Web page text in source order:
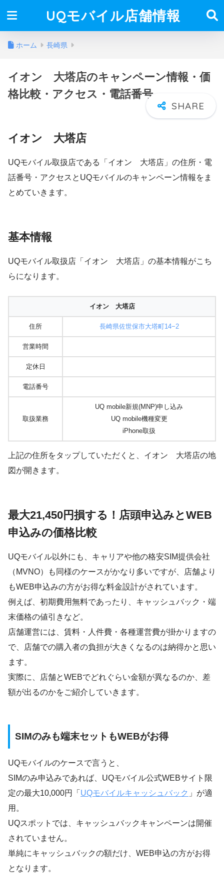
UQモバイル店舗情報
ホーム 長崎県
イオン 大塔店のキャンペーン情報・価
格比較・アクセス・電話番号
イオン 大塔店
UQモバイル取扱店である「イオン 大塔店」の住所・電
話番号・アクセスとUQモバイルのキャンペーン情報をま
とめていきます。
基本情報
UQモバイル取扱店「イオン 大塔店」の基本情報がこち
らになります。
イオン 大塔店
住所 長崎県佐世保市大塔町14−2
営業時間
定休日
電話番号
取扱業務
UQ mobile新規(MNP)申し込み
UQ mobile機種変更
iPhone取扱
上記の住所をタップしていただくと、イオン 大塔店の地
図が開きます。
最大21,450円損する！店頭申込みとWEB
申込みの価格比較
UQモバイル以外にも、キャリアや他の格安SIM提供会社
（MVNO）も同様のケースがかなり多いですが、店舗より
もWEB申込みの方がお得な料金設計がされています。
例えば、初期費用無料であったり、キャッシュバック・端
末価格の値引きなど。
店舗運営には、賃料・人件費・各種運営費が掛かりますの
で、店舗での購入者の負担が大きくなるのは納得かと思い
ます。
実際に、店舗とWEBでどれぐらい金額が異なるのか、差
額が出るのかをご紹介していきます。
SIMのみも端末セットもWEBがお得
UQモバイルのケースで言うと、
SIMのみ申込みであれば、UQモバイル公式WEBサイト限
定の最大10,000円「 UQモバイルキャッシュバック 」が適
用。
UQスポットでは、キャッシュバックキャンペーンは開催
されていません。
単純にキャッシュバックの額だけ、WEB申込の方がお得
となります。